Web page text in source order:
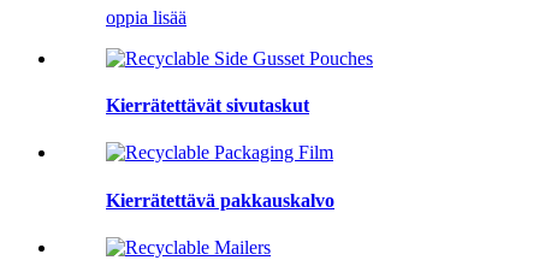
oppia lisää
Kierrätettävät sivutaskut
Kierrätettävä pakkauskalvo